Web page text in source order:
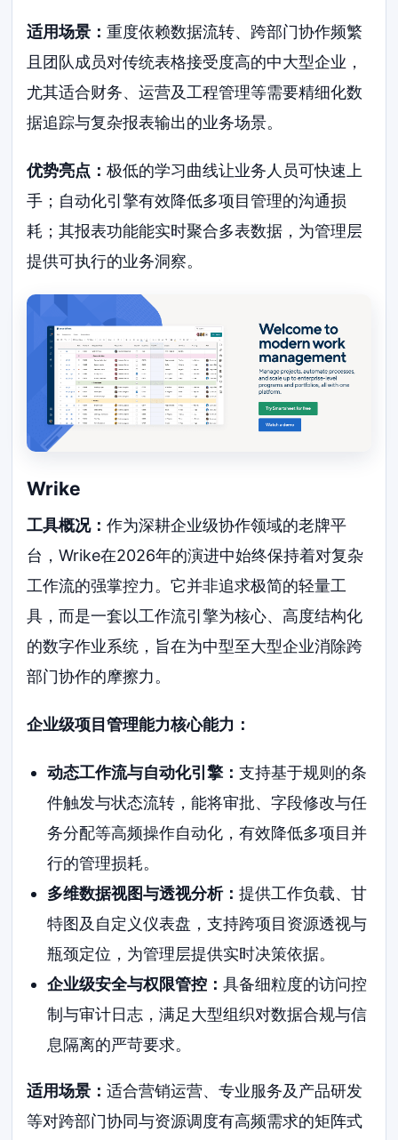
适用场景：重度依赖数据流转、跨部门协作频繁
且团队成员对传统表格接受度高的中大型企业，
尤其适合财务、运营及工程管理等需要精细化数
据追踪与复杂报表输出的业务场景。
优势亮点：极低的学习曲线让业务人员可快速上
手；自动化引擎有效降低多项目管理的沟通损
耗；其报表功能能实时聚合多表数据，为管理层
提供可执行的业务洞察。
Wrike
工具概况：作为深耕企业级协作领域的老牌平
台，Wrike在2026年的演进中始终保持着对复杂
工作流的强掌控力。它并非追求极简的轻量工
具，而是一套以工作流引擎为核心、高度结构化
的数字作业系统，旨在为中型至大型企业消除跨
部门协作的摩擦力。
企业级项目管理能力核心能力：
动态工作流与自动化引擎： 支持基于规则的条
件触发与状态流转，能将审批、字段修改与任
务分配等高频操作自动化，有效降低多项目并
行的管理损耗。
多维数据视图与透视分析： 提供工作负载、甘
特图及自定义仪表盘，支持跨项目资源透视与
瓶颈定位，为管理层提供实时决策依据。
企业级安全与权限管控： 具备细粒度的访问控
制与审计日志，满足大型组织对数据合规与信
息隔离的严苛要求。
适用场景：适合营销运营、专业服务及产品研发
等对跨部门协同与资源调度有高频需求的矩阵式